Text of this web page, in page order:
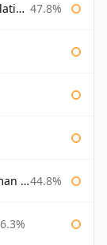
47.8%
44.8%